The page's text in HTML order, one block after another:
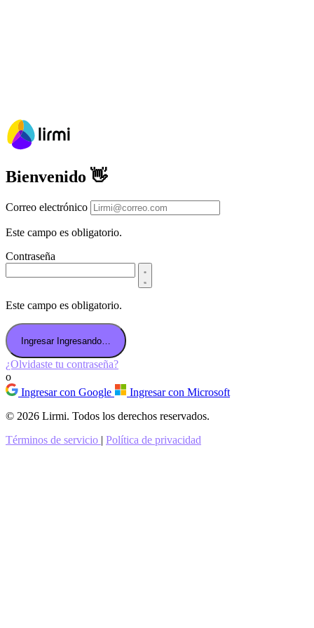
Bienvenido 👋
Correo electrónico
Este campo es obligatorio.
Contraseña
Este campo es obligatorio.
Ingresar Ingresando…
¿Olvidaste tu contraseña?
o
Ingresar con Google
Ingresar con Microsoft
© 2026 Lirmi. Todos los derechos reservados.
Términos de servicio | Política de privacidad